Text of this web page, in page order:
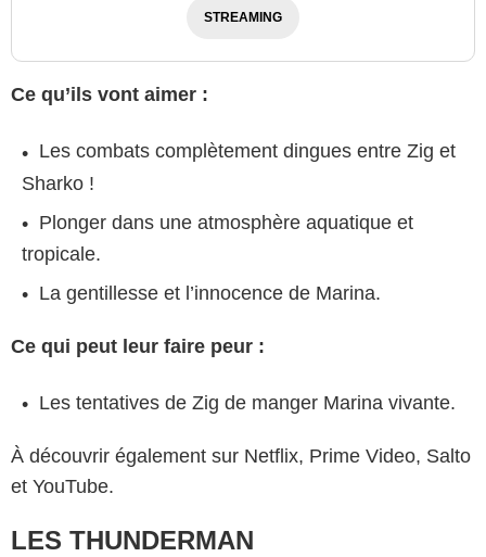
STREAMING
Ce qu’ils vont aimer :
Les combats complètement dingues entre Zig et
Sharko !
Plonger dans une atmosphère aquatique et
tropicale.
La gentillesse et l’innocence de Marina.
Ce qui peut leur faire peur :
Les tentatives de Zig de manger Marina vivante.
À découvrir également sur Netflix, Prime Video, Salto
et YouTube.
LES THUNDERMAN